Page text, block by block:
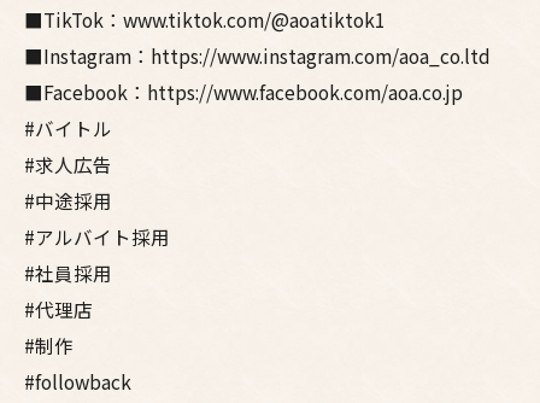
■TikTok：www.tiktok.com/@aoatiktok1
■Instagram：https://www.instagram.com/aoa_co.ltd
■Facebook：https://www.facebook.com/aoa.co.jp
#バイトル
#求人広告
#中途採用
#アルバイト採用
#社員採用
#代理店
#制作
#followback